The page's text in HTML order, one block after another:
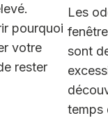
pourquoi
votre
rester
Les
sont
temps